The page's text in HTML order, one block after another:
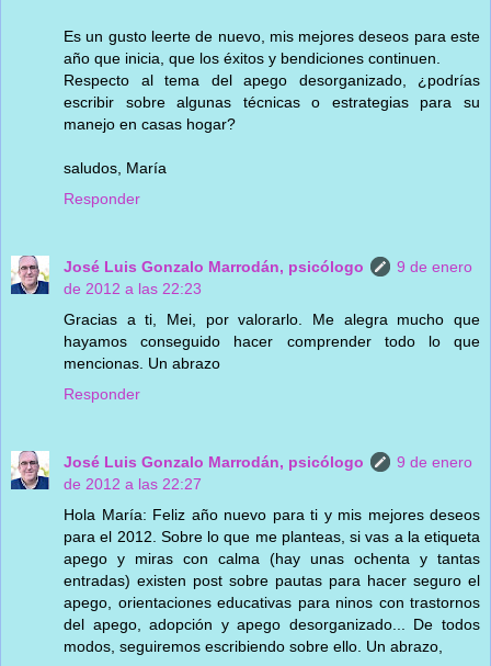
Es un gusto leerte de nuevo, mis mejores deseos para este
año que inicia, que los éxitos y bendiciones continuen.
Respecto al tema del apego desorganizado, ¿podrías
escribir sobre algunas técnicas o estrategias para su
manejo en casas hogar?
saludos, María
Responder
José Luis Gonzalo Marrodán, psicólogo
9 de enero
de 2012 a las 22:23
Gracias a ti, Mei, por valorarlo. Me alegra mucho que
hayamos conseguido hacer comprender todo lo que
mencionas. Un abrazo
Responder
José Luis Gonzalo Marrodán, psicólogo
9 de enero
de 2012 a las 22:27
Hola María: Feliz año nuevo para ti y mis mejores deseos
para el 2012. Sobre lo que me planteas, si vas a la etiqueta
apego y miras con calma (hay unas ochenta y tantas
entradas) existen post sobre pautas para hacer seguro el
apego, orientaciones educativas para ninos con trastornos
del apego, adopción y apego desorganizado... De todos
modos, seguiremos escribiendo sobre ello. Un abrazo,